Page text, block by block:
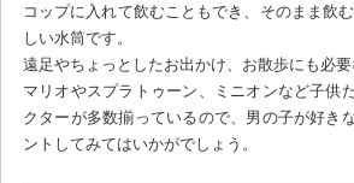
コップに入れて飲むこともでき、そのまま飲
しい水筒です。
遠足やちょっとしたお出かけ、お散歩にも必要
マリオやスプラトゥーン、ミニオンなど子供
クターが多数揃っているので、男の子が好き
ントしてみてはいかがでしょう。